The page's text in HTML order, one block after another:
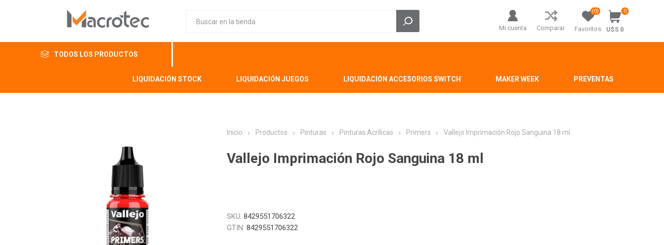
Mi cuenta Comparar Favoritos
(0) 0
U$S 0
TODOS LOS PRODUCTOS
LIQUIDACIÓN STOCK LIQUIDACIÓN JUEGOS LIQUIDACIÓN ACCESORIOS SWITCH MAKER WEEK PREVENTAS
Inicio Productos Pinturas Pinturas Acrílicas Primers Vallejo Imprimación Rojo Sanguina 18 ml
Vallejo Imprimación Rojo Sanguina 18 ml
SKU: 8429551706322
GTIN: 8429551706322